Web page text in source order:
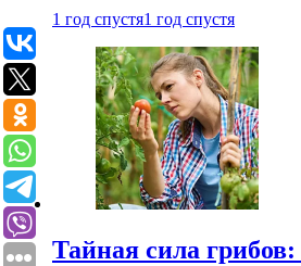
1 год спустя1 год спустя
Тайная сила